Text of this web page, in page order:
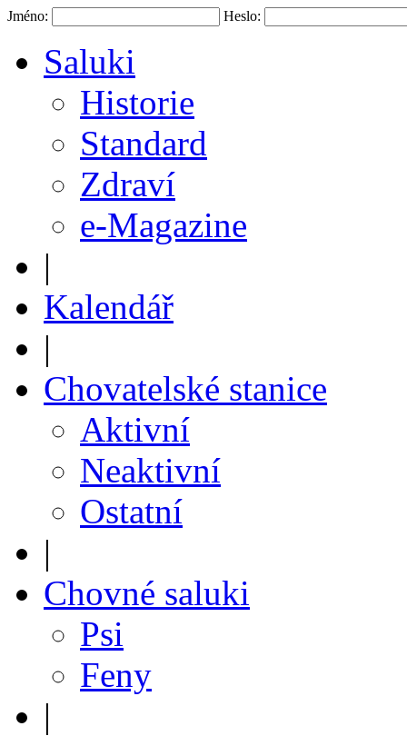
Jméno: Heslo:
Saluki
Historie
Standard
Zdraví
e-Magazine
|
Kalendář
|
Chovatelské stanice
Aktivní
Neaktivní
Ostatní
|
Chovné saluki
Psi
Feny
|